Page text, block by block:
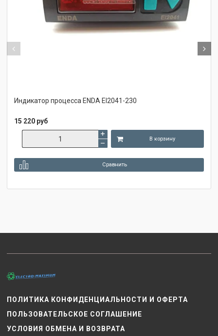
Индикатор процесса ENDA EI2041-230
15 220 руб
В корзину
Сравнить
ПОЛИТИКА КОНФИДЕНЦИАЛЬНОСТИ И ОФЕРТА
ПОЛЬЗОВАТЕЛЬСКОЕ СОГЛАШЕНИЕ
УСЛОВИЯ ОБМЕНА И ВОЗВРАТА